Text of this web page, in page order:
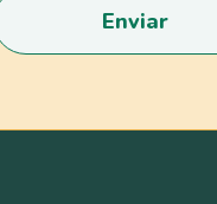
Enviar